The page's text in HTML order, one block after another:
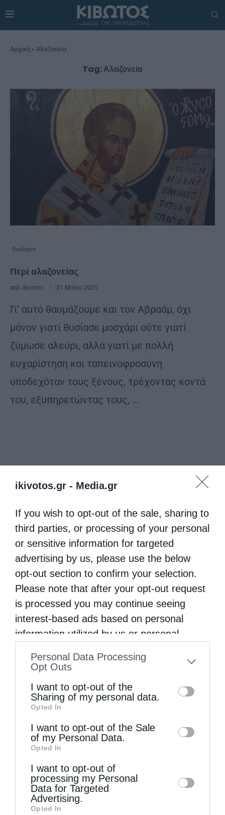
ikivotos.gr - Media.gr
If you wish to opt-out of the sale, sharing to
third parties, or processing of your personal
or sensitive information for targeted
advertising by us, please use the below
opt-out section to confirm your selection.
Please note that after your opt-out request
is processed you may continue seeing
interest-based ads based on personal
information utilized by us or personal
to your opt-out. You may separately opt-out
information by third parties on the IAB’s list
of downstream participants. This
information may also be disclosed by us to
third parties on theIAB’s List of
Downstream Participants
disclose it to other third parties.
Personal Data Processing
Opt Outs
I want to opt-out of the
Sharing of my personal data.
Opted In
I want to opt-out of the Sale
of my Personal Data.
Opted In
I want to opt-out of
processing my Personal
Data for Targeted
Advertising.
Opted In
Αρχική » Αλαζονεία
Tag:Αλαζονεία
Εκκλησία
Περί αλαζονείας
από ikivotos 31 Μαΐου 2025
Γι’ αυτό θαυμάζουμε και τον Αβραάμ, όχι
μόνον γιατί θυσίασε μοσχάρι ούτε γιατί
ζύμωσε αλεύρι, αλλά γιατί με πολλή
ευχαρίστηση και ταπεινοφροσύνη
υποδεχόταν τους ξένους, τρέχοντας κοντά
του, εξυπηρετώντας τους, …
Τελευταία άρθρα
Κακό και εκδίκηση
Χειροτονία Διακόνου από τον Αρχιεπίσκοπο